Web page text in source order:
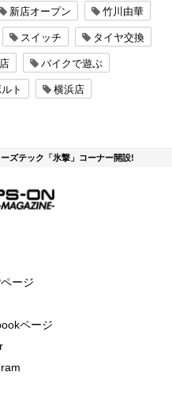
新店オープン 竹川由華
スイッチ タイヤ交換
バイクで遊ぶ
ト 横浜店
ズテック「氷撃」コーナー開設!
ージ
ページ